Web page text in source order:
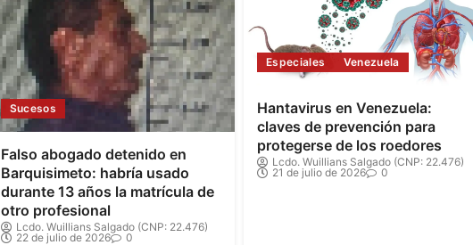
Sucesos
Falso abogado detenido en
Barquisimeto: habría usado
durante 13 años la matrícula de
otro profesional
Lcdo. Wuillians Salgado (CNP: 22.476)
22 de julio de 2026
0
Especiales Venezuela
Hantavirus en Venezuela:
claves de prevención para
protegerse de los roedores
Lcdo. Wuillians Salgado (CNP: 22.476)
21 de julio de 2026
0